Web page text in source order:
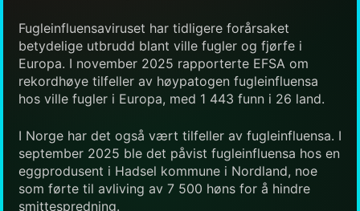
Fugleinfluensaviruset har tidligere forårsaket
betydelige utbrudd blant ville fugler og fjørfe i
Europa. I november 2025 rapporterte EFSA om
rekordhøye tilfeller av høypatogen fugleinfluensa
hos ville fugler i Europa, med 1 443 funn i 26 land.
I Norge har det også vært tilfeller av fugleinfluensa. I
september 2025 ble det påvist fugleinfluensa hos en
eggprodusent i Hadsel kommune i Nordland, noe
som førte til avliving av 7 500 høns for å hindre
smittespredning.